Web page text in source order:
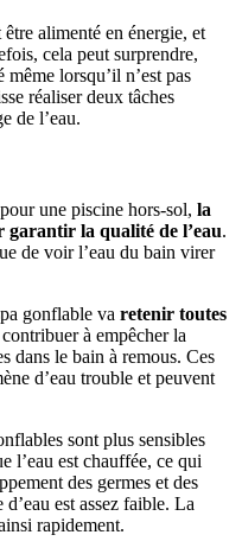
alimenté en énergie, et
cela peut surprendre,
lorsqu’il n’est pas
réaliser deux tâches
de l’eau.
une piscine hors-sol, la
la qualité de l’eau.
de voir l’eau du bain virer
gonflable va retenir toutes
à empêcher la
dans le bain à remous. Ces
d’eau trouble et peuvent
sont plus sensibles
l’eau est chauffée, ce qui
des germes et des
est assez faible. La
rapidement.